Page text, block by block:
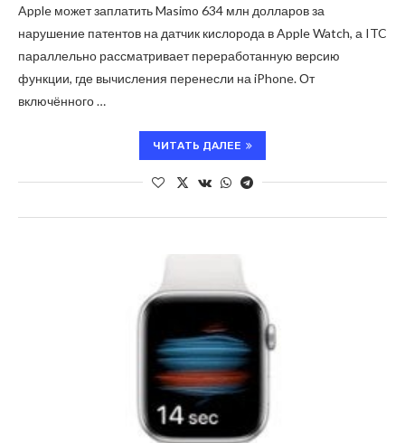
Apple может заплатить Masimo 634 млн долларов за
нарушение патентов на датчик кислорода в Apple Watch, а ITC
параллельно рассматривает переработанную версию
функции, где вычисления перенесли на iPhone. От
включённого …
ЧИТАТЬ ДАЛЕЕ